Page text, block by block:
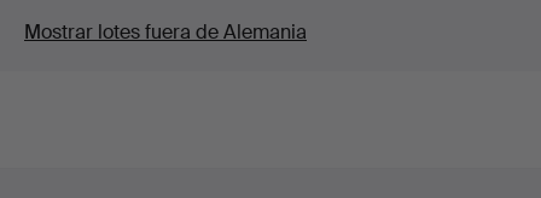
Mostrar lotes fuera de Alemania